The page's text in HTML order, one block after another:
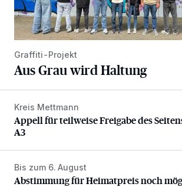
Graffiti-Projekt
Aus Grau wird Haltung
Appell für teilweise Freigabe des
Kreis Mettmann
Appell für teilweise Freigabe des
A3
Abstimmung für Heimatpreis noch
Bis zum 6. August
Abstimmung für Heimatpreis noch